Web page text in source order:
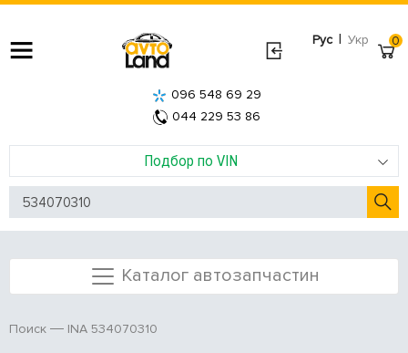
Рус | Укр
Подбор по VIN
096 548 69 29
044 229 53 86
0
Каталог автозапчастин
Поиск INA 534070310